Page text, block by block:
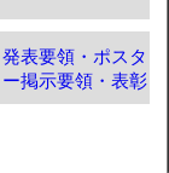
発表要領・ポスタ
ー掲示要領・表彰